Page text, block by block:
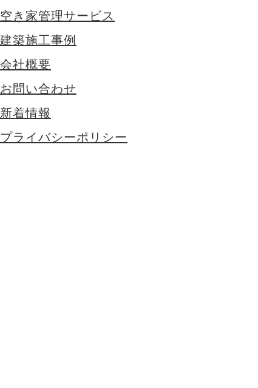
空き家管理サービス
建築施工事例
会社概要
お問い合わせ
新着情報
プライバシーポリシー